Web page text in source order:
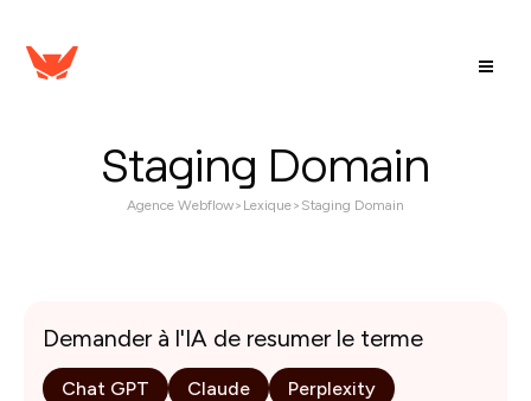
Staging Domain
Agence Webflow> Lexique> Staging Domain
Demander à l'IA de resumer le terme
Chat GPT Claude
Perplexity